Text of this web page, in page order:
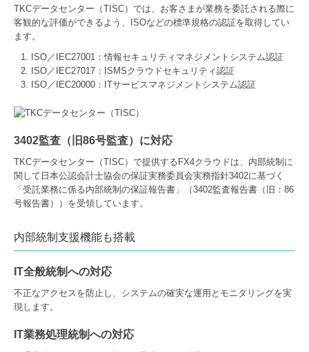
TKCデータセンター（TISC）では、お客さまが業務を委託される際に
客観的な評価ができるよう、ISOなどの標準規格の認証を取得してい
ます。
ISO／IEC27001：情報セキュリティマネジメントシステム認証
ISO／IEC27017：ISMSクラウドセキュリティ認証
ISO／IEC20000：ITサービスマネジメントシステム認証
3402監査（旧86号監査）に対応
TKCデータセンター（TISC）で提供するFX4クラウドは、内部統制に
関して日本公認会計士協会の保証実務委員会実務指針3402に基づく
「受託業務に係る内部統制の保証報告書」（3402監査報告書（旧：86
号報告書））を受領しています。
内部統制支援機能も搭載
IT全般統制への対応
不正なアクセスを防止し、システムの確実な運用とモニタリングを実
現します。
IT業務処理統制への対応